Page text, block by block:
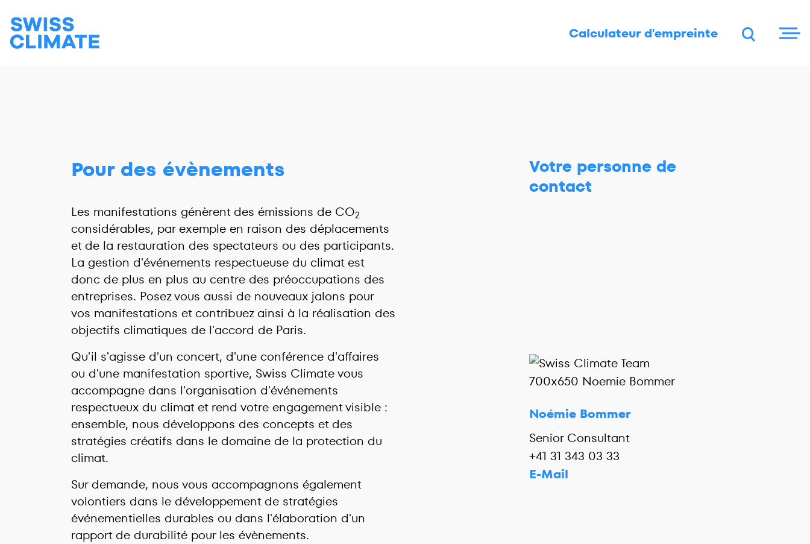
Calculateur d'empreinte
Pour des évènements
Les manifestations génèrent des émissions de CO2
considérables, par exemple en raison des déplacements
et de la restauration des spectateurs ou des participants.
La gestion d'événements respectueuse du climat est
donc de plus en plus au centre des préoccupations des
entreprises. Posez vous aussi de nouveaux jalons pour
vos manifestations et contribuez ainsi à la réalisation des
objectifs climatiques de l'accord de Paris.
Qu'il s'agisse d'un concert, d'une conférence d'affaires
ou d'une manifestation sportive, Swiss Climate vous
accompagne dans l'organisation d'événements
respectueux du climat et rend votre engagement visible :
ensemble, nous développons des concepts et des
stratégies créatifs dans le domaine de la protection du
climat.
Sur demande, nous vous accompagnons également
volontiers dans le développement de stratégies
événementielles durables ou dans l'élaboration d'un
rapport de durabilité pour les évènements.
Votre personne de
contact
Noémie Bommer
Senior Consultant
+41 31 343 03 33
E-Mail